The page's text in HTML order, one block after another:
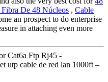
De 48 Núcleos , Cable
an prospect to do enterprise
in attaching even more
Cat6a Ftp Rj45 -
utp cable de red lan 1000ft –